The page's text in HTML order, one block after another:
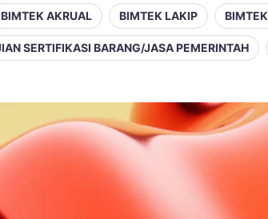
BIMTEK AKRUAL BIMTEK LAKIP
SERTIFIKASI BARANG/JASA PEMERINTAH